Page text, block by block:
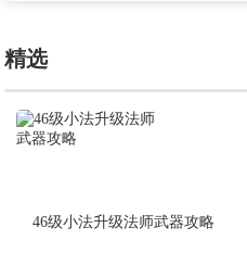
精选
46级小法升级法师武器攻略